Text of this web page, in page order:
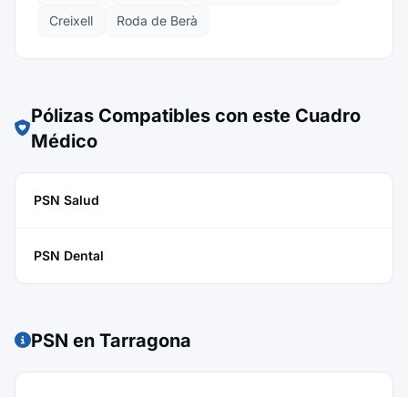
Creixell Roda de Berà
Pólizas Compatibles con este Cuadro
Médico
PSN Salud
PSN Dental
PSN en Tarragona